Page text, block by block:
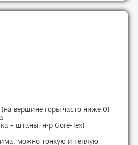
(на вершине горы часто ниже 0)
+ штаны, н-р Gore-Tex)
можно тонкую и теплую